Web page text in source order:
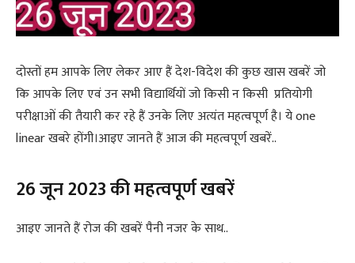
दोस्तों हम आपके लिए लेकर आए हैं देश-विदेश की कुछ खास खबरें जो
कि आपके लिए एवं उन सभी विद्यार्थियों जो किसी न किसी प्रतियोगी
परीक्षाओं की तैयारी कर रहे हैं उनके लिए अत्यंत महत्वपूर्ण है। ये one
linear खबरे होंगी।आइए जानते हैं आज की महत्वपूर्ण खबरें..
26 जून 2023 की महत्वपूर्ण खबरें
आइए जानते हैं रोज की खबरें पैनी नजर के साथ..